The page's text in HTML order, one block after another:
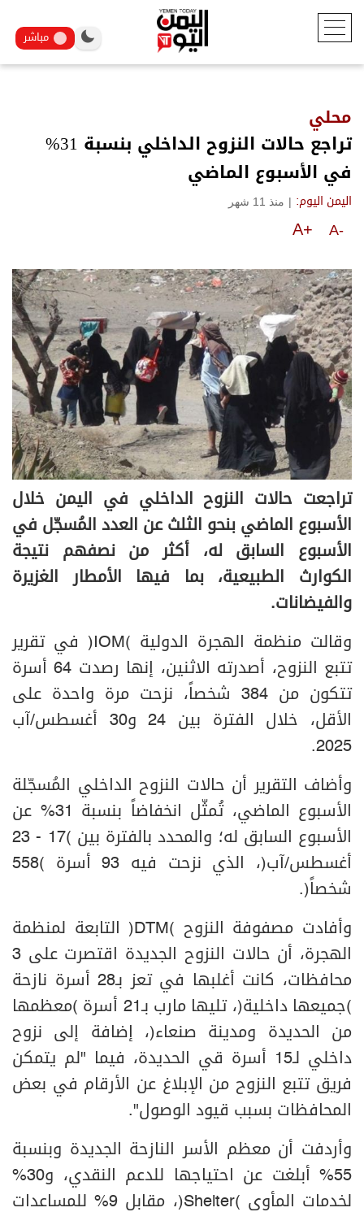
مباشر
محلي
تراجع حالات النزوح الداخلي بنسبة 31%
في الأسبوع الماضي
اليمن اليوم: | منذ 11 شهر
A-
A+
تراجعت حالات النزوح الداخلي في اليمن خلال
الأسبوع الماضي بنحو الثلث عن العدد المُسجّل في
الأسبوع السابق له، أكثر من نصفهم نتيجة
الكوارث الطبيعية، بما فيها الأمطار الغزيرة
والفيضانات.
وقالت منظمة الهجرة الدولية (IOM) في تقرير
تتبع النزوح، أصدرته الاثنين، إنها رصدت 64 أسرة
تتكون من 384 شخصاً، نزحت مرة واحدة على
الأقل، خلال الفترة بين 24 و30 أغسطس/آب
2025.
وأضاف التقرير أن حالات النزوح الداخلي المُسجّلة
الأسبوع الماضي، تُمثّل انخفاضاً بنسبة 31% عن
الأسبوع السابق له؛ والمحدد بالفترة بين (17 - 23
أغسطس/آب)، الذي نزحت فيه 93 أسرة (558
شخصاً).
وأفادت مصفوفة النزوح (DTM) التابعة لمنظمة
الهجرة، أن حالات النزوح الجديدة اقتصرت على 3
محافظات، كانت أغلبها في تعز بـ28 أسرة نازحة
(جميعها داخلية)، تليها مارب بـ21 أسرة (معظمها
من الحديدة ومدينة صنعاء)، إضافة إلى نزوح
داخلي لـ15 أسرة قي الحديدة، فيما "لم يتمكن
فريق تتبع النزوح من الإبلاغ عن الأرقام في بعض
المحافظات بسبب قيود الوصول".
وأردفت أن معظم الأسر النازحة الجديدة وبنسبة
55% أبلغت عن احتياجها للدعم النقدي، و30%
لخدمات المأوى (Shelter)، مقابل 9% للمساعدات